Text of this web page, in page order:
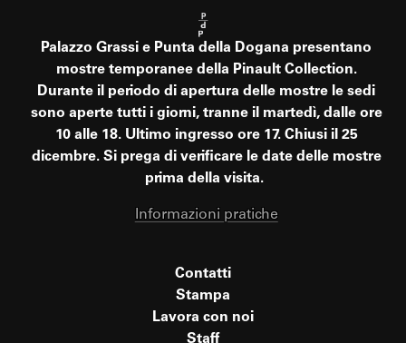
Palazzo Grassi e Punta della Dogana presentano
mostre temporanee della Pinault Collection.
Durante il periodo di apertura delle mostre le sedi
sono aperte tutti i giorni, tranne il martedì, dalle ore
10 alle 18. Ultimo ingresso ore 17. Chiusi il 25
dicembre. Si prega di verificare le date delle mostre
prima della visita.
Informazioni pratiche
Contatti
Stampa
Lavora con noi
Staff